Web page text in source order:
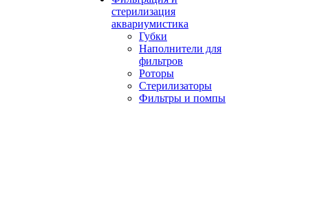
стерилизация
аквариумистика
Губки
Наполнители для
фильтров
Роторы
Стерилизаторы
Фильтры и помпы